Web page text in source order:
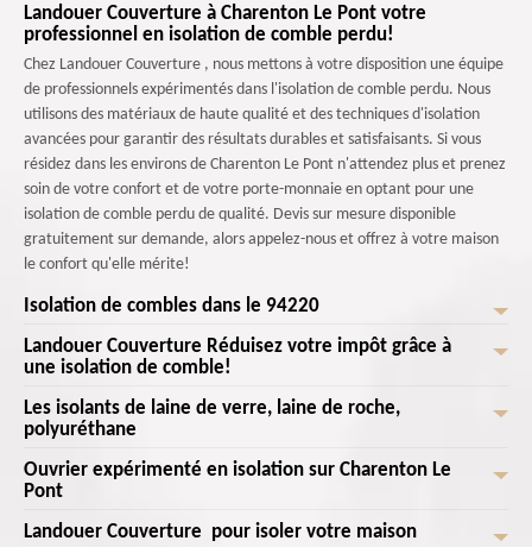
Landouer Couverture à Charenton Le Pont votre
professionnel en isolation de comble perdu!
Chez Landouer Couverture , nous mettons à votre disposition une équipe
de professionnels expérimentés dans l'isolation de comble perdu. Nous
utilisons des matériaux de haute qualité et des techniques d'isolation
avancées pour garantir des résultats durables et satisfaisants. Si vous
résidez dans les environs de Charenton Le Pont n'attendez plus et prenez
soin de votre confort et de votre porte-monnaie en optant pour une
isolation de comble perdu de qualité. Devis sur mesure disponible
gratuitement sur demande, alors appelez-nous et offrez à votre maison
le confort qu'elle mérite!
Isolation de combles dans le 94220
Les combles et le toit, sont des endroits où il y a le plus de déperditions
énergétiques. En effet, le fait est que l’air réchauffé est bien plus élevé
que l’air froid. Il remonte donc directement vers le haut vers les plafonds
et donc la toiture. L’isolation des combles exactement comme celle du
pouvoir faire une économie d’énergie considérable. Entreprendre des
primordiale.
Landouer Couverture Réduisez votre impôt grâce à
une isolation de comble!
Saviez-vous que l'isolation de vos combles peut non seulement améliorer
votre confort thermique, mais également vous permettre de bénéficier
d'une réduction d'impôt ? C'est une opportunité à ne pas manquer! Si
vous souhaitez isoler votre comble, laissez Landouer Couverture vous
chargerons de l'évaluation de vos besoins, du choix des matériaux les
Les isolants de laine de verre, laine de roche,
polyuréthane
La laine de verre est un isolant naturel qui a des particularités d'isolation.
Sachez les choix de pouvoir mélanger un isolant multicouche avec la
laine de verre pour rénover votre isolation. La laine de verre est un
Ouvrier expérimenté en isolation sur Charenton Le
Pont
Avec le temps, l’isolant installé peut se détériorer, et ensuite perdre ses
Landouer Couverture pour isoler votre maison